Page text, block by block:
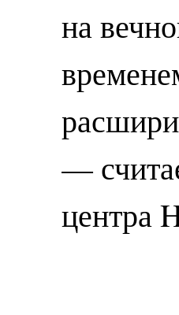
на
—
центра